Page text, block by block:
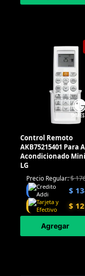
Control Remoto
AKB75215401 Para
Acondicionado
LG
Precio Regular:$
$
$
Agregar